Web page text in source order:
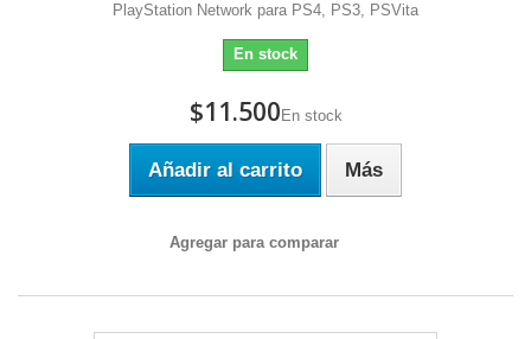
PlayStation Network para PS4, PS3, PSVita
En stock
$11.500 En stock
Añadir al carrito Más
Agregar para comparar